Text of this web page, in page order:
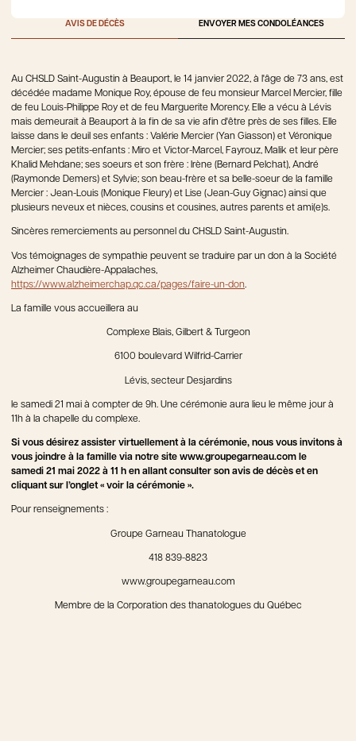
AVIS DE DÉCÈS ENVOYER MES CONDOLÉANCES
Au CHSLD Saint-Augustin à Beauport, le 14 janvier 2022, à l'âge de 73 ans, est
décédée madame Monique Roy, épouse de feu monsieur Marcel Mercier, fille
de feu Louis-Philippe Roy et de feu Marguerite Morency. Elle a vécu à Lévis
mais demeurait à Beauport à la fin de sa vie afin d'être près de ses filles. Elle
laisse dans le deuil ses enfants : Valérie Mercier (Yan Giasson) et Véronique
Mercier; ses petits-enfants : Miro et Victor-Marcel, Fayrouz, Malik et leur père
Khalid Mehdane; ses soeurs et son frère : Irène (Bernard Pelchat), André
(Raymonde Demers) et Sylvie; son beau-frère et sa belle-soeur de la famille
Mercier : Jean-Louis (Monique Fleury) et Lise (Jean-Guy Gignac) ainsi que
plusieurs neveux et nièces, cousins et cousines, autres parents et ami(e)s.
Sincères remerciements au personnel du CHSLD Saint-Augustin.
Vos témoignages de sympathie peuvent se traduire par un don à la Société
Alzheimer Chaudière-Appalaches,
https://www.alzheimerchap.qc.ca/pages/faire-un-don.
La famille vous accueillera au
Complexe Blais, Gilbert & Turgeon
6100 boulevard Wilfrid-Carrier
Lévis, secteur Desjardins
le samedi 21 mai à compter de 9h. Une cérémonie aura lieu le même jour à
11h à la chapelle du complexe.
Si vous désirez assister virtuellement à la cérémonie, nous vous invitons à
vous joindre à la famille via notre site www.groupegarneau.com le
samedi 21 mai 2022 à 11 h en allant consulter son avis de décès et en
cliquant sur l’onglet « voir la cérémonie ».
Pour renseignements :
Groupe Garneau Thanatologue
418 839-8823
www.groupegarneau.com
Membre de la Corporation des thanatologues du Québec